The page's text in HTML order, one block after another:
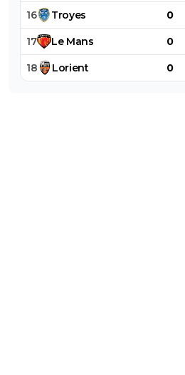
16 Troyes 0
17 Le Mans 0
18 Lorient 0